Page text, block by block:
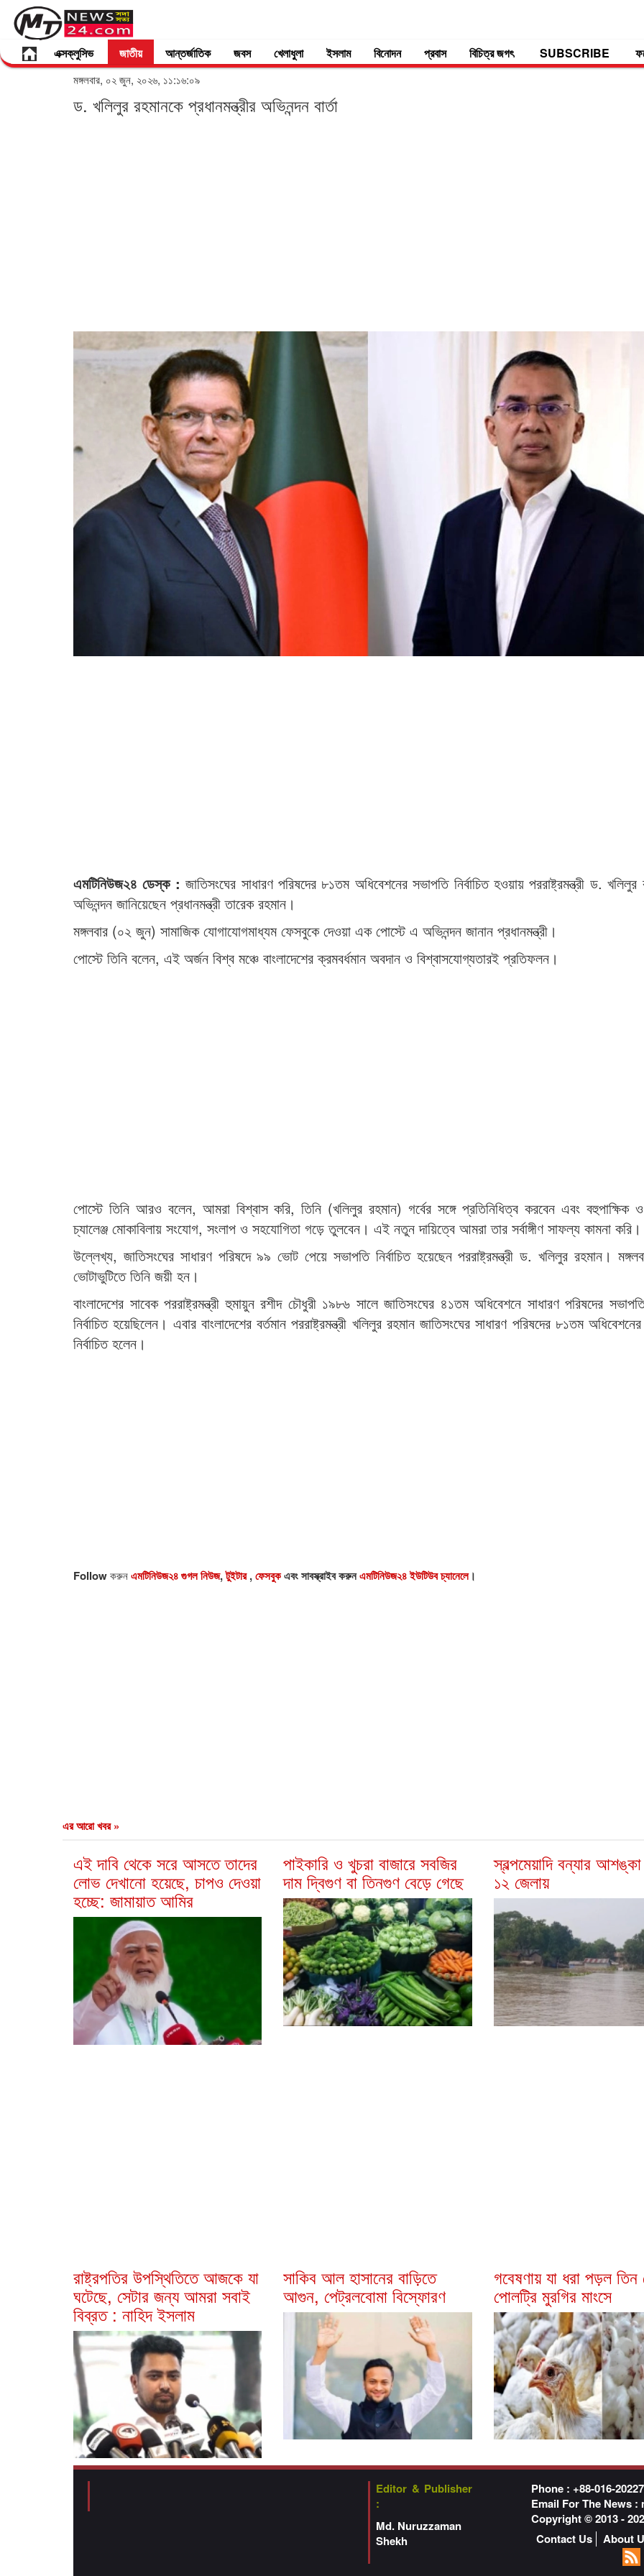
এক্সক্লুসিভ জাতীয় আন্তর্জাতিক জবস খেলাধুলা ইসলাম বিনোদন প্রবাস বিচিত্র জগৎ SUBSCRIBE
মঙ্গলবার, ০২ জুন, ২০২৬, ১১:১৬:০৯
ড. খলিলুর রহমানকে প্রধানমন্ত্রীর অভিনন্দন বার্তা
এমটিনিউজ২৪ ডেস্ক : জাতিসংঘের সাধারণ পরিষদের ৮১তম অধিবেশনের সভাপতি নির্বাচিত হওয়ায় পররাষ্ট্রমন্ত্রী ড. খলিলুর
অভিনন্দন জানিয়েছেন প্রধানমন্ত্রী তারেক রহমান।
মঙ্গলবার (০২ জুন) সামাজিক যোগাযোগমাধ্যম ফেসবুকে দেওয়া এক পোস্টে এ অভিনন্দন জানান প্রধানমন্ত্রী।
পোস্টে তিনি বলেন, এই অর্জন বিশ্ব মঞ্চে বাংলাদেশের ক্রমবর্ধমান অবদান ও বিশ্বাসযোগ্যতারই প্রতিফলন।
পোস্টে তিনি আরও বলেন, আমরা বিশ্বাস করি, তিনি (খলিলুর রহমান) গর্বের সঙ্গে প্রতিনিধিত্ব করবেন এবং বহুপাক্ষিক
চ্যালেঞ্জ মোকাবিলায় সংযোগ, সংলাপ ও সহযোগিতা গড়ে তুলবেন। এই নতুন দায়িত্বে আমরা তার সর্বাঙ্গীণ সাফল্য কামনা করি।
উল্লেখ্য, জাতিসংঘের সাধারণ পরিষদে ৯৯ ভোট পেয়ে সভাপতি নির্বাচিত হয়েছেন পররাষ্ট্রমন্ত্রী ড. খলিলুর রহমান।
ভোটাভুটিতে তিনি জয়ী হন।
বাংলাদেশের সাবেক পররাষ্ট্রমন্ত্রী হুমায়ুন রশীদ চৌধুরী ১৯৮৬ সালে জাতিসংঘের ৪১তম অধিবেশনে সাধারণ পরিষদের
নির্বাচিত হয়েছিলেন। এবার বাংলাদেশের বর্তমান পররাষ্ট্রমন্ত্রী খলিলুর রহমান জাতিসংঘের সাধারণ পরিষদের ৮১তম
নির্বাচিত হলেন।
Followকরুনএমটিনিউজ২৪ গুগল নিউজ,টুইটার,ফেসবুকএবং সাবস্ক্রাইব করুনএমটিনিউজ২৪ ইউটিউব চ্যানেলে।
এর আরো খবর »
এই দাবি থেকে সরে আসতে তাদের
লোভ দেখানো হয়েছে, চাপও দেওয়া
হচ্ছে: জামায়াত আমির
পাইকারি ও খুচরা বাজারে সবজির
দাম দ্বিগুণ বা তিনগুণ বেড়ে গেছে
স্বল্পমেয়াদি বন্যার
১২ জেলায়
রাষ্ট্রপতির উপস্থিতিতে আজকে যা
ঘটেছে, সেটার জন্য আমরা সবাই
বিব্রত : নাহিদ ইসলাম
সাকিব আল হাসানের বাড়িতে
আগুন, পেট্রলবোমা বিস্ফোরণ
গবেষণায় যা ধরা পড়ল তিন
পোলট্রি মুরগির মাংসে
Editor & Publisher
:
Md. Nuruzzaman
Shekh
Phone : +88-016-
Email For The News :
Copyright © 2013 -
Contact Us
About